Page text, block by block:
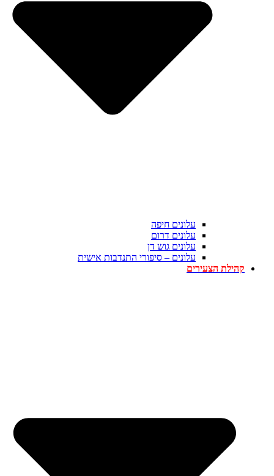
עלונים חיפה
עלונים דרום
עלונים גוש דן
עלונים – סיפורי התנדבות אישית
קהילת הצעירים